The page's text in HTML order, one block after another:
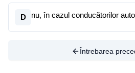
D nu, în cazul conducătorilor
Întrebarea